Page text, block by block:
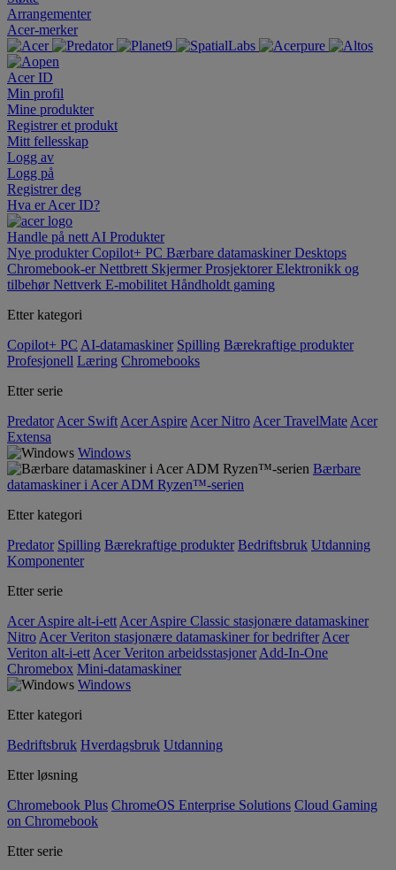
Arrangementer
Acer-merker
Acer ID
Min profil
Mine produkter
Registrer et produkt
Mitt fellesskap
Logg av
Logg på
Registrer deg
Hva er Acer ID?
Handle på nett AI Produkter
Nye produkterCopilot+ PC Bærbare datamaskinerDesktops
Chromebook-erNettbrett SkjermerProsjektorerElektronikk og
tilbehørNettverk E-mobilitet Håndholdt gaming
Etter kategori
Copilot+ PC AI-datamaskiner Spilling Bærekraftige produkter
Profesjonell Læring Chromebooks
Etter serie
Predator Acer Swift Acer Aspire Acer Nitro Acer TravelMate Acer
Extensa
Windows
Bærbare
datamaskiner i Acer ADM Ryzen™-serien
Etter kategori
Predator Spilling Bærekraftige produkter Bedriftsbruk Utdanning
Komponenter
Etter serie
Acer Aspire alt-i-ett Acer Aspire Classic stasjonære datamaskiner
Nitro Acer Veriton stasjonære datamaskiner for bedrifter Acer
Veriton alt-i-ett Acer Veriton arbeidsstasjoner Add-In-One
Chromebox Mini-datamaskiner
Windows
Etter kategori
Bedriftsbruk Hverdagsbruk Utdanning
Etter løsning
Chromebook Plus ChromeOS Enterprise Solutions Cloud Gaming
on Chromebook
Etter serie